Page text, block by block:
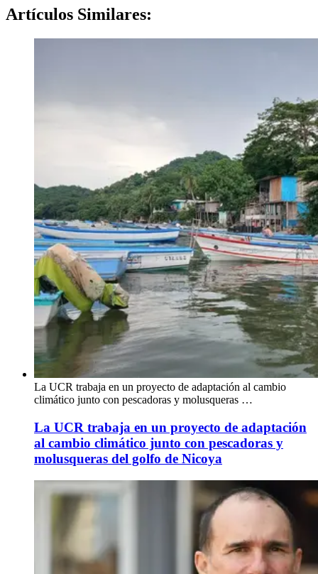
Artículos Similares:
La UCR trabaja en un proyecto de adaptación al cambio
climático junto con pescadoras y molusqueras …
La UCR trabaja en un proyecto de adaptación
al cambio climático junto con pescadoras y
molusqueras del golfo de Nicoya